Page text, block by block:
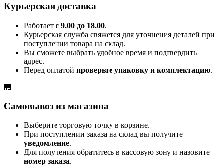
Курьерская доставка
Работает с 9.00 до 18.00.
Курьерская служба свяжется для уточнения деталей при
поступлении товара на склад.
Вы сможете выбрать удобное время и подтвердить
адрес.
Перед оплатой проверьте упаковку и комплектацию.
🏪
Самовывоз из магазина
Выберите торговую точку в корзине.
При поступлении заказа на склад вы получите
уведомление.
Для получения обратитесь в кассовую зону и назовите
номер заказа.